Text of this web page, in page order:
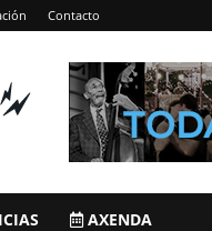
Contacto
AXENDA